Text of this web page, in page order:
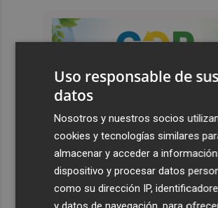
Uso responsable de
datos
Nosotros y nuestros socios
cookies y tecnologías similares
almacenar y acceder a
dispositivo y procesar datos
como su dirección IP,